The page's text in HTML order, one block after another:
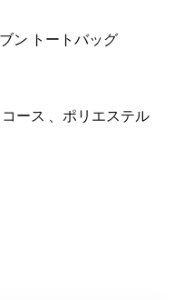
ン トートバッグ
ース 、ポリエステル